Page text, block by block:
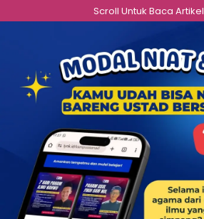
to
Scroll Untuk Baca Artikel